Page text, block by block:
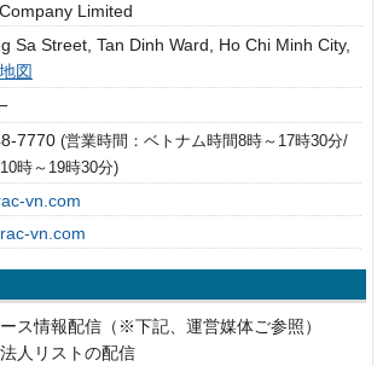
Limited
Sa Street, Tan Dinh Ward, Ho Chi Minh City,
地図
7770 (営業時間：ベトナム時間8時～17時30分/
時～19時30分)
vn.com
vn.com
ス情報配信（※下記、運営媒体ご参照）
人リストの配信